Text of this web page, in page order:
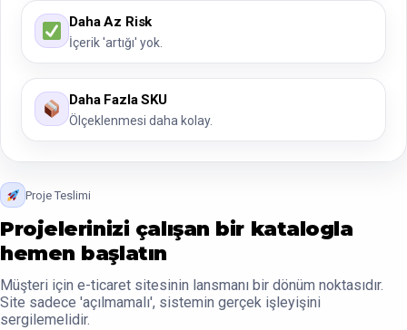
Daha Az Risk
İçerik 'artığı' yok.
Daha Fazla SKU
Ölçeklenmesi daha kolay.
Proje Teslimi
Projelerinizi çalışan bir katalogla
hemen başlatın
Müşteri için e-ticaret sitesinin lansmanı bir dönüm noktasıdır.
Site sadece 'açılmamalı', sistemin gerçek işleyişini
sergilemelidir.